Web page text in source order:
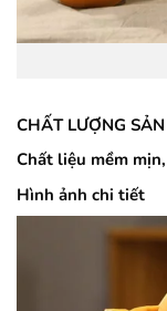
CHẤT LƯỢNG
Chất liệu mềm
Hình ảnh chi tiết